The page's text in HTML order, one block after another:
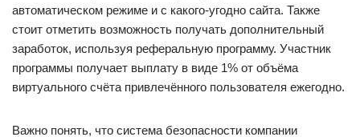
автоматическом режиме и с какого-угодно сайта. Также
стоит отметить возможность получать дополнительный
заработок, используя реферальную программу. Участник
программы получает выплату в виде 1% от объёма
виртуального счёта привлечённого пользователя ежегодно.
Важно понять, что система безопасности компании